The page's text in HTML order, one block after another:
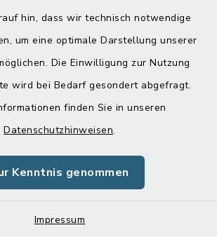
hin, dass wir technisch notwendige
um eine optimale Darstellung unserer
Die Einwilligung zur Nutzung
wird bei Bedarf gesondert abgefragt.
finden Sie in unseren
Datenschutzhinweisen.
Kenntnis genommen
Impressum
zwischen
16 u. 20
-
24, 25582